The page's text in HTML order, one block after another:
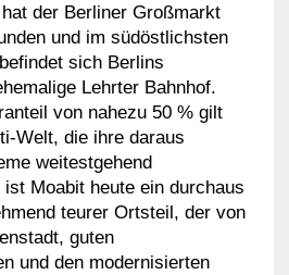
der Berliner Großmarkt
und im südöstlichsten
sich Berlins
Lehrter Bahnhof.
von nahezu 50 % gilt
Welt, die ihre daraus
weitestgehend
Moabit heute ein durchaus
teurer Ortsteil, der von
guten
und den modernisierten